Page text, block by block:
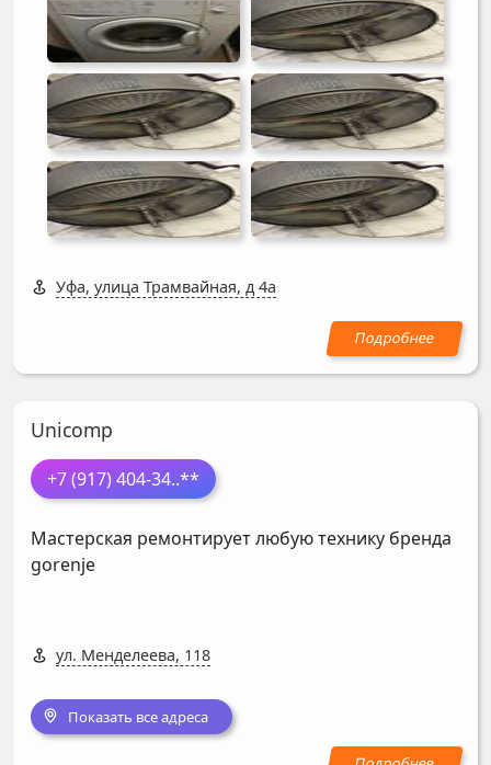
Уфа, улица Трамвайная, д 4а
Unicomp
+7 (917) 404-34..**
Мастерская ремонтирует любую технику бренда
gorenje
ул. Менделеева, 118
Показать все адреса